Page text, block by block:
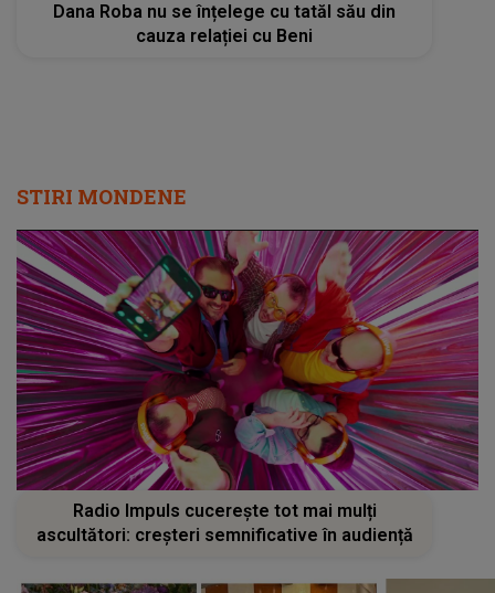
Dana Roba nu se înțelege cu tatăl său din
cauza relației cu Beni
STIRI MONDENE
Radio Impuls cucerește tot mai mulți
ascultători: creșteri semnificative în audiență